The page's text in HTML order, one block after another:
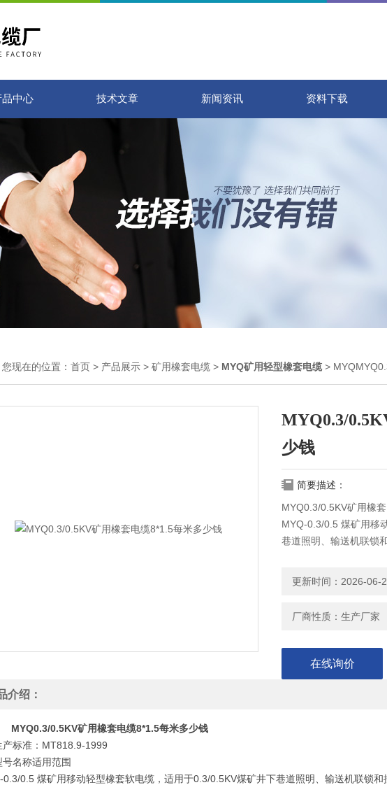
品中心 技术文章 新闻资讯 资料下载
您现在的位置： 首页 > 产品展示 > 矿用橡套电缆 > MYQ矿用轻型橡套电缆>
MYQ0.3/
少钱
简要描述：
MYQ0.3/0.5KV矿用橡
MYQ-0.3/0.5 煤矿用移
巷道照明、输送机联锁
更新时间：2026-06-
厂商性质：生产厂家
在线询价
介绍：
MYQ0.3/0.5KV矿用橡套电缆8*1.5每米多少钱
产标准：MT818.9-1999
号名称适用范围
0.3/0.5 煤矿用移动轻型橡套软电缆，适用于0.3/0.5KV煤矿井下巷道照明、输送机联锁和